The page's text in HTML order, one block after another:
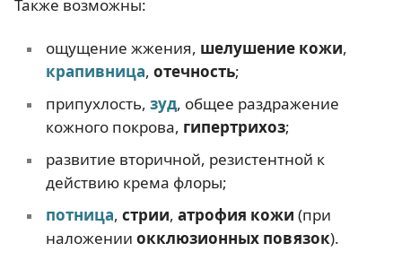
Также возможны:
ощущение жжения, шелушение кожи,
крапивница, отечность;
припухлость, зуд, общее раздражение
кожного покрова, гипертрихоз;
развитие вторичной, резистентной к
действию крема флоры;
потница, стрии, атрофия кожи (при
наложении окклюзионных повязок).